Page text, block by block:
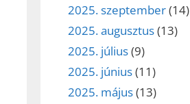
2025. szeptember(14)
2025. augusztus(13)
2025. július(9)
2025. június(11)
2025. május(13)